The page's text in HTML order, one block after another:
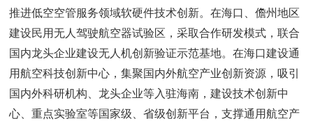
推进低空空管服务领域软硬件技术创新。在海口、儋州地区
建设民用无人驾驶航空器试验区，采取合作研发模式，联合
国内龙头企业建设无人机创新验证示范基地。在海口建设通
用航空科技创新中心，集聚国内外航空产业创新资源，吸引
国内外科研机构、龙头企业等入驻海南，建设技术创新中
心、重点实验室等国家级、省级创新平台，支撑通用航空产